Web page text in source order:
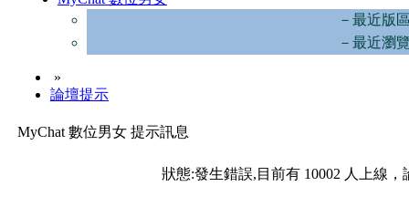
－最近版
－最近瀏
»
論壇提示
MyChat 數位男女 提示訊息
狀態:發生錯誤,目前有 10002 人上線